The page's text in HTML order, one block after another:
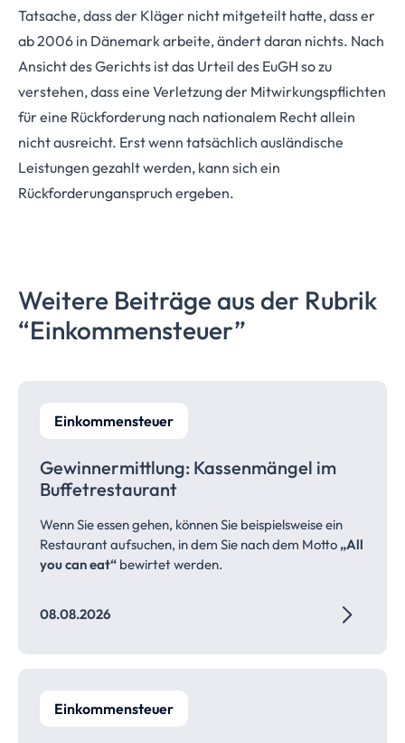
Tatsache, dass der Kläger nicht mitgeteilt hatte, dass er
ab 2006 in Dänemark arbeite, ändert daran nichts. Nach
Ansicht des Gerichts ist das Urteil des EuGH so zu
verstehen, dass eine Verletzung der Mitwirkungspflichten
für eine Rückforderung nach nationalem Recht allein
nicht ausreicht. Erst wenn tatsächlich ausländische
Leistungen gezahlt werden, kann sich ein
Rückforderunganspruch ergeben.
Weitere Beiträge aus der Rubrik
“Einkommensteuer”
Einkommensteuer
Gewinnermittlung: Kassenmängel im
Buffetrestaurant
Wenn Sie essen gehen, können Sie beispielsweise ein
Restaurant aufsuchen, in dem Sie nach dem Motto „All
you can eat“ bewirtet werden.
08.08.2026
Einkommensteuer